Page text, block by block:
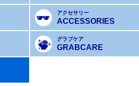
アクセサリー
ACCESSORIES
グラブケア
GRABCARE